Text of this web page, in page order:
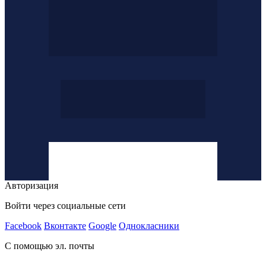
Авторизация
Войти через социальные сети
Facebook Вконтакте Google Однокласники
С помощью эл. почты